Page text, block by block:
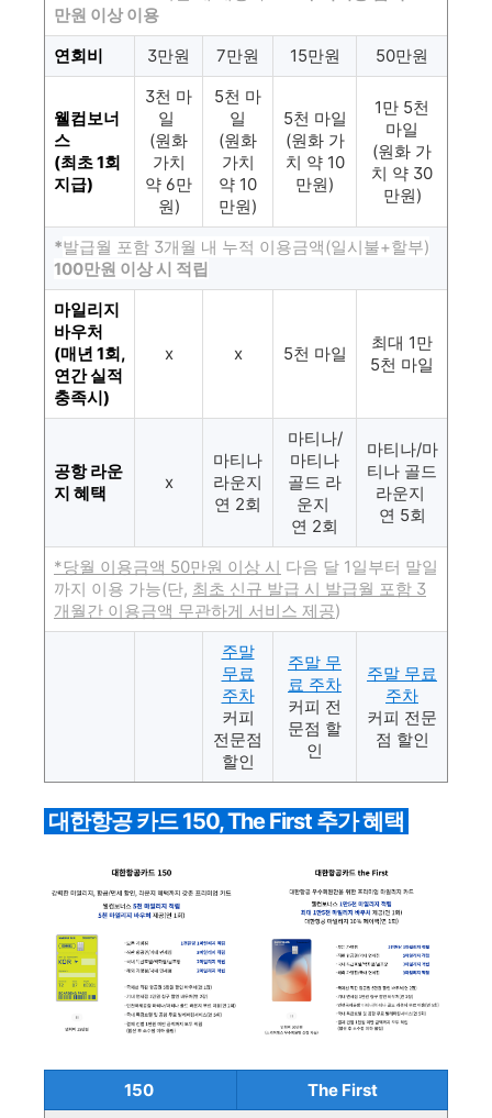
만원 이상 이용
연회비
3만원 7만원 15만원 50만원
웰컴보너
스
(최초 1회
지급)
3천 마
일
(원화
가치
약 6만
원)
5천 마
일
(원화
가치
약 10
만원)
5천 마일
(원화 가
치 약 10
만원)
1만 5천
마일
(원화 가
치 약 30
만원)
*발급월 포함 3개월 내 누적 이용금액(일시불+할부)
100만원 이상 시 적립
마일리지
바우처
(매년 1회,
연간 실적
충족시)
x x 5천 마일
최대 1만
5천 마일
공항 라운
지 혜택
x
마티나
라운지
연 2회
마티나/
마티나
골드 라
운지
연 2회
마티나/마
티나 골드
라운지
연 5회
*당월 이용금액 50만원 이상 시 다음 달 1일부터 말일
까지 이용 가능(단, 최초 신규 발급 시 발급월 포함 3
개월간 이용금액 무관하게 서비스 제공)
주말
무료
주차
커피
전문점
할인
주말 무
료 주차
커피 전
문점 할
인
주말 무료
주차
커피 전문
점 할인
대한항공 카드 150, The First 추가 혜택
150
The First